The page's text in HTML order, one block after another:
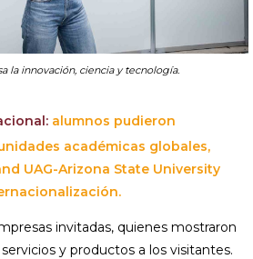
la innovación, ciencia y tecnología.
alumnos pudieron
académicas globales,
UAG-Arizona State University
invitadas, quienes mostraron
y productos a los visitantes.